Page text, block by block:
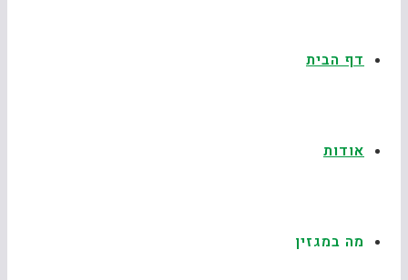
דף הבית
אודות
מה במגזין